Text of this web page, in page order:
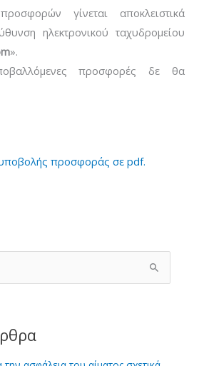
γίνεται αποκλειστικά
ηλεκτρονικού ταχυδρομείου
».
προσφορές δε θα
προσφοράς σε pdf.